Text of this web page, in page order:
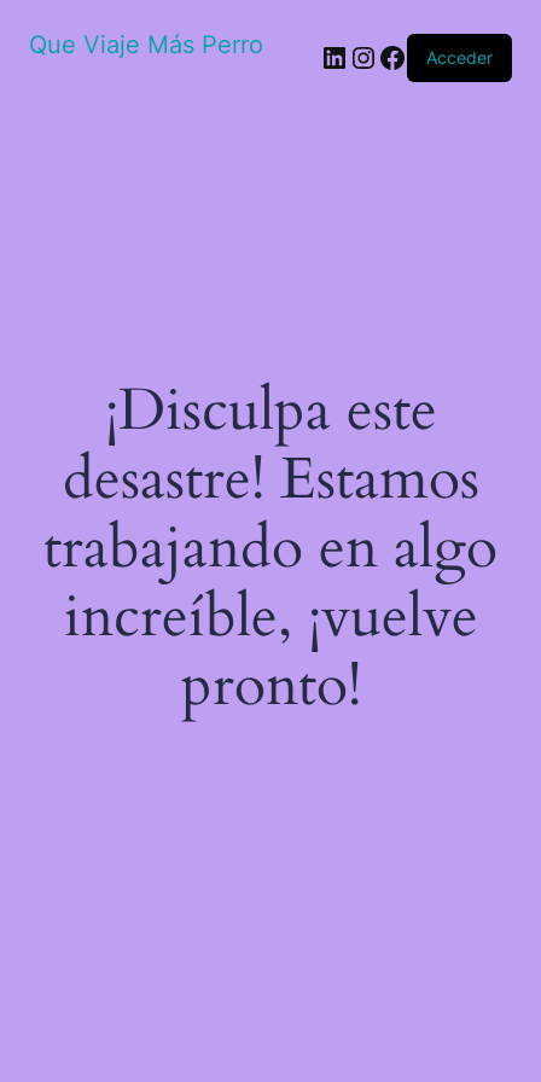
Que Viaje Más Perro Acceder
¡Disculpa este
desastre! Estamos
trabajando en algo
increíble, ¡vuelve
pronto!